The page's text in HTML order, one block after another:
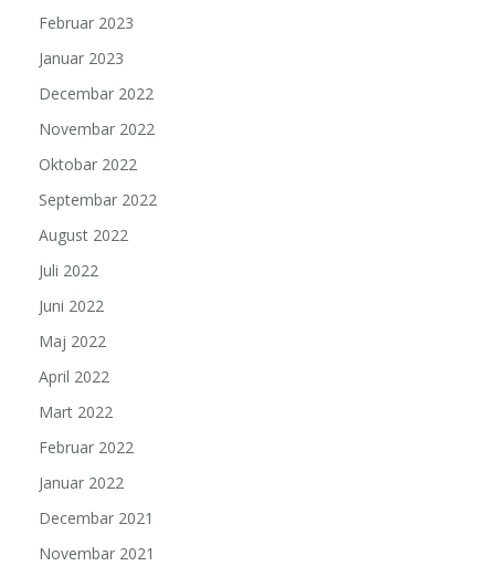
Februar 2023
Januar 2023
Decembar 2022
Novembar 2022
Oktobar 2022
Septembar 2022
August 2022
Juli 2022
Juni 2022
Maj 2022
April 2022
Mart 2022
Februar 2022
Januar 2022
Decembar 2021
Novembar 2021